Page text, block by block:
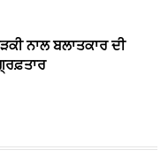
ਨਾਲ ਬਲਾਤਕਾਰ ਦੀ